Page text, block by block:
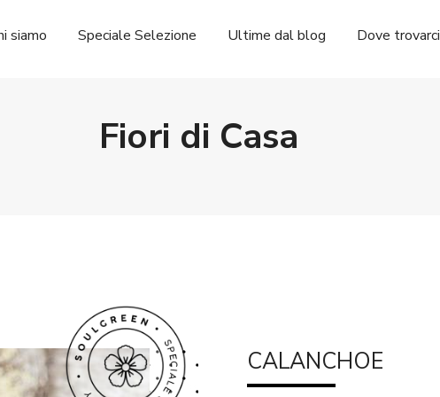
siamo Speciale Selezione Ultime dal blog Dove trovarci
Fiori di Casa
CALANCHOE